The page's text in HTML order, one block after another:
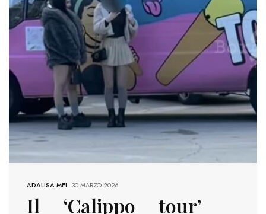
ADALISA MEI -30 MARZO 2026
Il ‘Calippo tour’